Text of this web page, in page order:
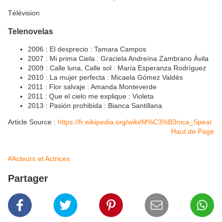
Télévision
Telenovelas
2006 : El desprecio : Tamara Campos
2007 : Mi prima Ciela : Graciela Andreína Zambrano Ávila
2009 : Calle luna, Calle sol : María Esperanza Rodríguez
2010 : La mujer perfecta : Micaela Gómez Valdés
2011 : Flor salvaje : Amanda Monteverde
2011 : Que el cielo me explique : Violeta
2013 : Pasión prohibida : Bianca Santillana
Article Source : https://fr.wikipedia.org/wiki/M%C3%B3nica_Spear
Haut de Page
#Acteurs et Actrices
Partager